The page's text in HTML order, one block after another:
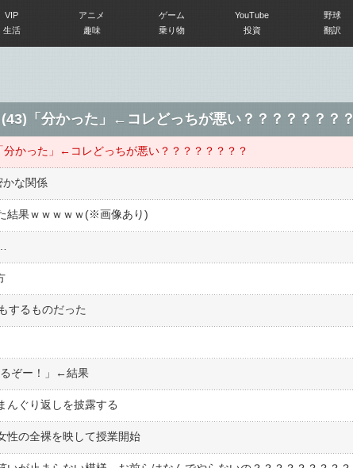
VIP アニメ ゲーム YouTube 野球
生活 趣味 乗り物 投資 翻訳
「分かった」←コレどっちが悪い？？？？？？？？
かった」←コレどっちが悪い？？？？？？？？
かな関係
結果ｗｗｗｗｗ(※画像あり)
するものだった
るぞー！」←結果
んぐり返しを披露する
性の全裸を映して授業開始